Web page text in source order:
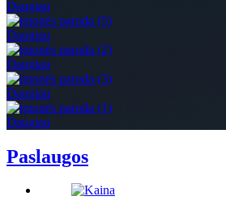
Daugiau
Daugiau
Daugiau
Daugiau
Daugiau
Paslaugos